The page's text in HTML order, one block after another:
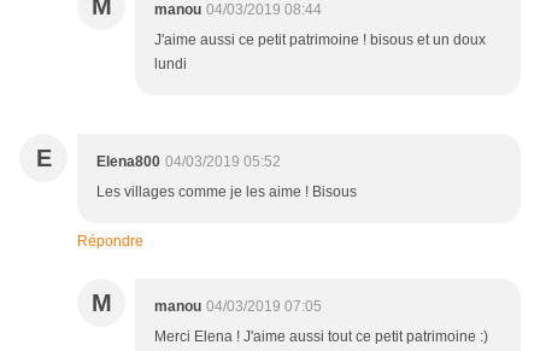
M manou 04/03/2019 08:44
J'aime aussi ce petit patrimoine ! bisous et un doux
lundi
E Elena800 04/03/2019 05:52
Les villages comme je les aime ! Bisous
Répondre
M manou 04/03/2019 07:05
Merci Elena ! J'aime aussi tout ce petit patrimoine :)